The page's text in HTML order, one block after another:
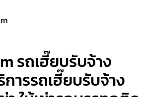
รถเฮี๊ยบรับจ้าง
ารรถเฮี๊ยบรับจ้าง